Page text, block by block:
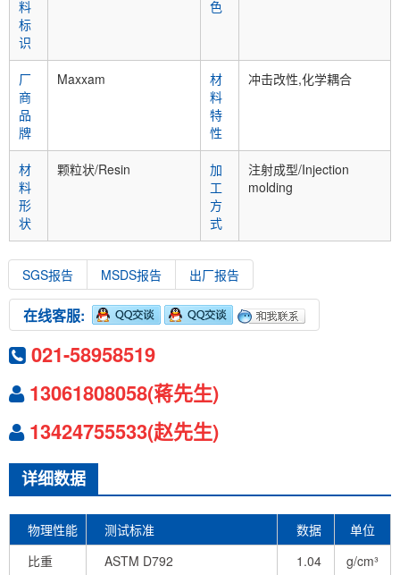
料
标
识
色
厂
商
品
牌
Maxxam
材
料
特
性
冲击改性,化学耦合
材
料
形
状
颗粒状/Resin
加
工
方
式
注射成型/Injection
molding
SGS报告 MSDS报告 出厂报告
在线客服:
021-58958519
13061808058(蒋先生)
13424755533(赵先生)
详细数据
物理性能 测试标准 数据
单位
比重
ASTM D792 1.04
g/cm³